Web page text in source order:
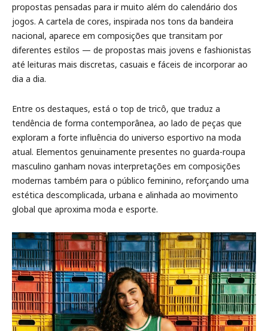
propostas pensadas para ir muito além do calendário dos
jogos. A cartela de cores, inspirada nos tons da bandeira
nacional, aparece em composições que transitam por
diferentes estilos — de propostas mais jovens e fashionistas
até leituras mais discretas, casuais e fáceis de incorporar ao
dia a dia.
Entre os destaques, está o top de tricô, que traduz a
tendência de forma contemporânea, ao lado de peças que
exploram a forte influência do universo esportivo na moda
atual. Elementos genuinamente presentes no guarda-roupa
masculino ganham novas interpretações em composições
modernas também para o público feminino, reforçando uma
estética descomplicada, urbana e alinhada ao movimento
global que aproxima moda e esporte.